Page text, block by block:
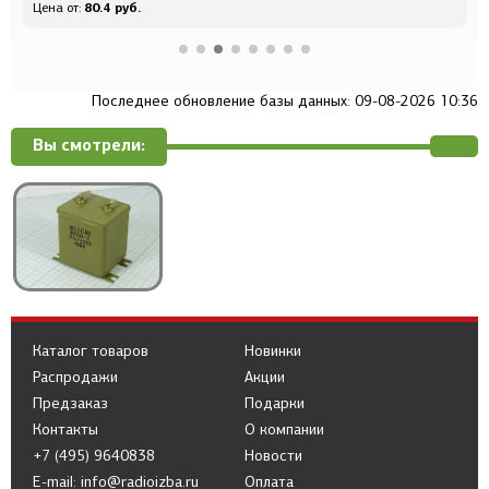
Цена от: 80.4 руб.
Последнее обновление базы данных: 09-08-2026 10:36
Вы смотрели:
Каталог товаров
Распродажи
Предзаказ
Новинки
Акции
Подарки
Контакты
+7 (495) 9640838
E-mail: info@radioizba.ru
О компании
Новости
Оплата